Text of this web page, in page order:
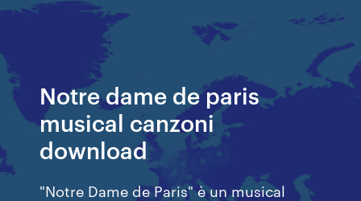
Notre dame de paris
musical canzoni
download
"Notre Dame de Paris" è un musical